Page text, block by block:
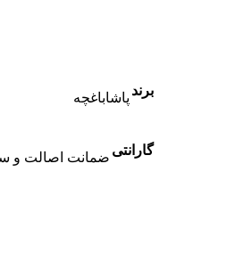
برند پاشاباغچه
گارانتی ضمانت اصالت و